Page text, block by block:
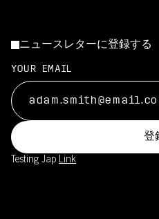
ニュースレターに登録する
YOUR EMAIL
登
Testing Jap Link